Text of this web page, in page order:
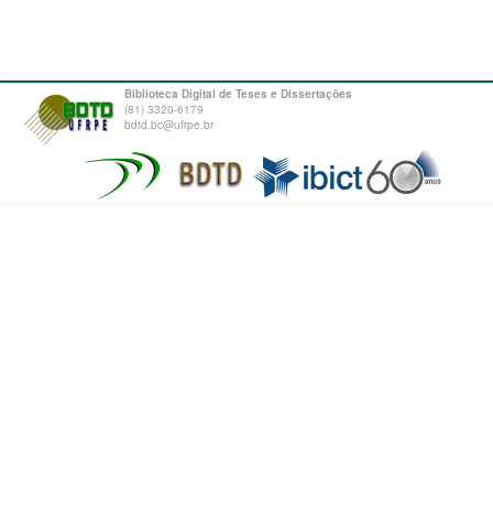
Biblioteca Digital de Teses e Dissertações
(81) 3320-6179
bdtd.bc@ufrpe.br